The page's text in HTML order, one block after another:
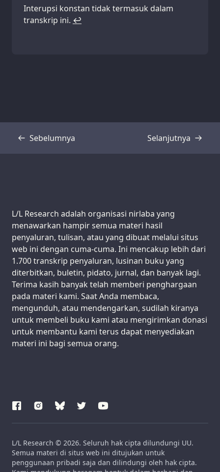
Interupsi konstan tidak termasuk dalam
transkrip ini. ↩
Sebelumnya
Transkrip Selanjutnya
Transkrip
Support us:
L/L Research adalah organisasi nirlaba yang
menawarkan hampir semua materi hasil
penyaluran, tulisan, atau yang dibuat melalui situs
web ini dengan cuma-cuma. Ini mencakup lebih dari
1.700 transkrip penyaluran, lusinan buku yang
diterbitkan, buletin, pidato, jurnal, dan banyak lagi.
Terima kasih banyak telah memberi penghargaan
pada materi kami. Saat Anda membaca,
mengunduh, atau mendengarkan, sudilah kiranya
untuk membeli buku kami atau mengirimkan donasi
untuk membantu kami terus dapat menyediakan
materi ini bagi semua orang.
L/L Research © 2026. Seluruh hak cipta dilundungi UU.
Semua materi di situs web ini ditujukan untuk
penggunaan pribadi saja dan dilindungi oleh hak cipta.